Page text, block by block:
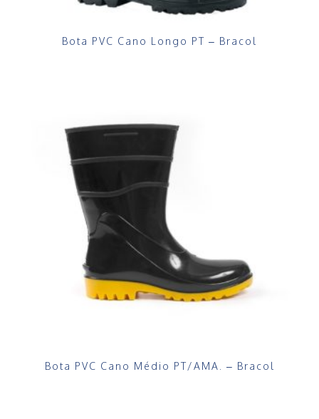
Bota PVC Cano Longo PT – Bracol
Bota PVC Cano Médio PT/AMA. – Bracol